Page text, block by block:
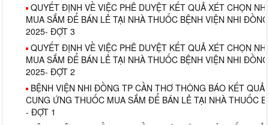
QUYẾT ĐỊNH VỀ VIỆC PHÊ DUYỆT KẾT QUẢ XÉT CHỌN
MUA SẮM ĐỂ BÁN LẺ TẠI NHÀ THUỐC BỆNH VIỆN NHI
2025- ĐỢT 3
QUYẾT ĐỊNH VỀ VIỆC PHÊ DUYỆT KẾT QUẢ XÉT CHỌN
MUA SẮM ĐỂ BÁN LẺ TẠI NHÀ THUỐC BỆNH VIỆN NHI
2025- ĐỢT 2
BỆNH VIỆN NHI ĐỒNG TP CẦN THƠ THÔNG BÁO KẾT QUẢ
CUNG ỨNG THUỐC MUA SẮM ĐỂ BÁN LẺ TẠI NHÀ THUỐC
- ĐỢT 1